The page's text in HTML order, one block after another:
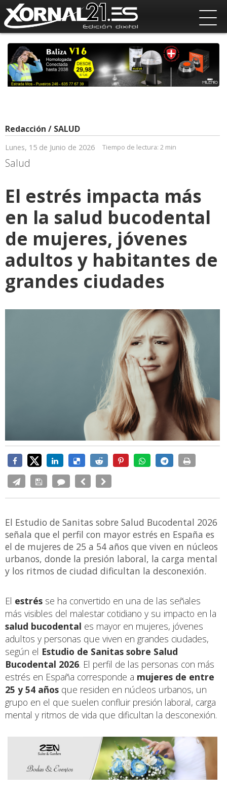
Redacción / SALUD
Lunes, 15 de Junio de 2026 Tiempo de lectura: 2 min
Salud
El estrés impacta más
en la salud bucodental
de mujeres, jóvenes
adultos y habitantes de
grandes ciudades
El Estudio de Sanitas sobre Salud Bucodental 2026
señala que el perfil con mayor estrés en España es
el de mujeres de 25 a 54 años que viven en núcleos
urbanos, donde la presión laboral, la carga mental
y los ritmos de ciudad dificultan la desconexión.
El estrés se ha convertido en una de las señales
más visibles del malestar cotidiano y su impacto en la
salud bucodental es mayor en mujeres, jóvenes
adultos y personas que viven en grandes ciudades,
según el Estudio de Sanitas sobre Salud
Bucodental 2026. El perfil de las personas con más
estrés en España corresponde a mujeres de entre
25 y 54 años que residen en núcleos urbanos, un
grupo en el que suelen confluir presión laboral, carga
mental y ritmos de vida que dificultan la desconexión.